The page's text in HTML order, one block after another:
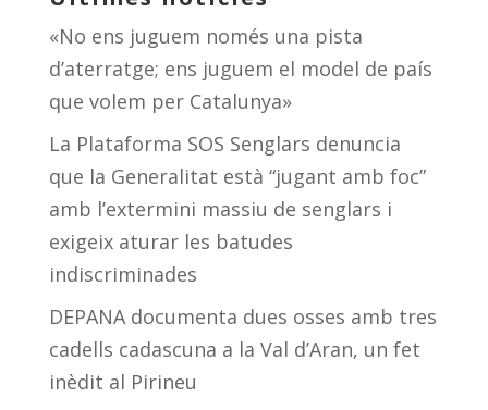
«No ens juguem només una pista
d’aterratge; ens juguem el model de país
que volem per Catalunya»
La Plataforma SOS Senglars denuncia
que la Generalitat està “jugant amb foc”
amb l’extermini massiu de senglars i
exigeix aturar les batudes
indiscriminades
DEPANA documenta dues osses amb tres
cadells cadascuna a la Val d’Aran, un fet
inèdit al Pirineu